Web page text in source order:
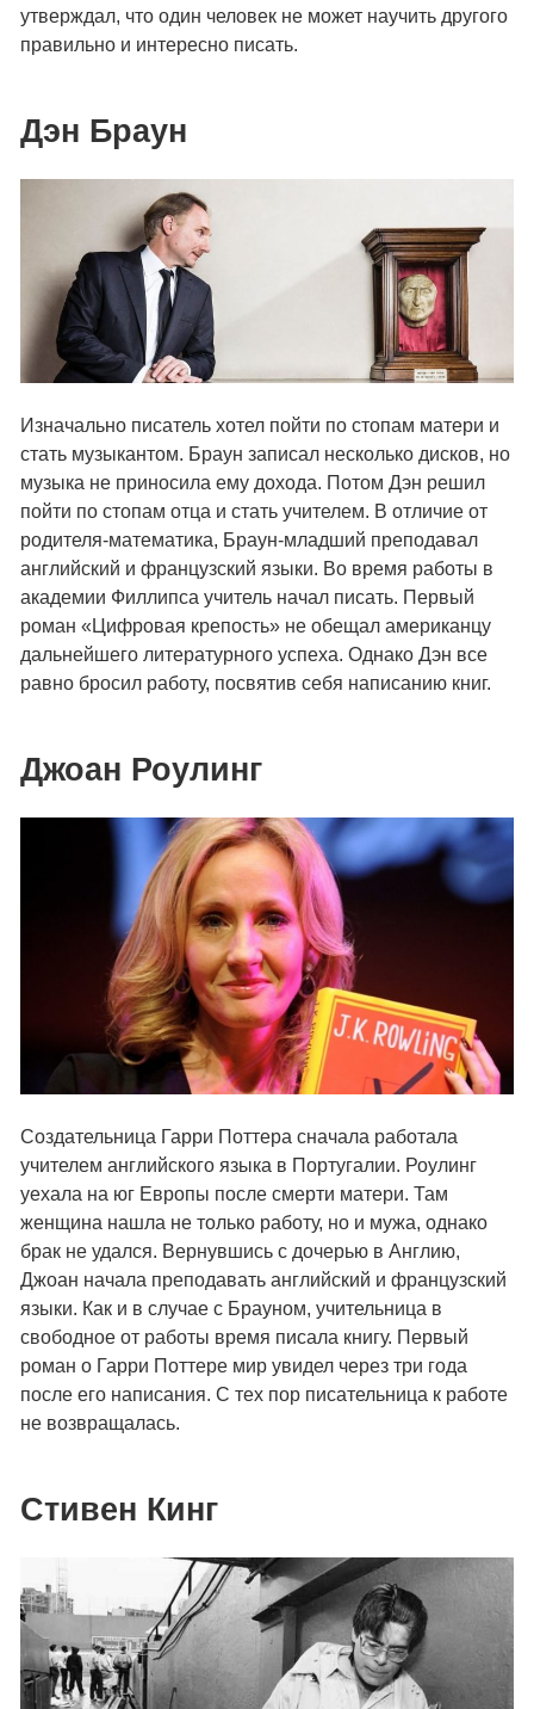
утверждал, что один человек не может научить другого
правильно и интересно писать.
Дэн Браун
Изначально писатель хотел пойти по стопам матери и
стать музыкантом. Браун записал несколько дисков, но
музыка не приносила ему дохода. Потом Дэн решил
пойти по стопам отца и стать учителем. В отличие от
родителя-математика, Браун-младший преподавал
английский и французский языки. Во время работы в
академии Филлипса учитель начал писать. Первый
роман «Цифровая крепость» не обещал американцу
дальнейшего литературного успеха. Однако Дэн все
равно бросил работу, посвятив себя написанию книг.
Джоан Роулинг
Создательница Гарри Поттера сначала работала
учителем английского языка в Португалии. Роулинг
уехала на юг Европы после смерти матери. Там
женщина нашла не только работу, но и мужа, однако
брак не удался. Вернувшись с дочерью в Англию,
Джоан начала преподавать английский и французский
языки. Как и в случае с Брауном, учительница в
свободное от работы время писала книгу. Первый
роман о Гарри Поттере мир увидел через три года
после его написания. С тех пор писательница к работе
не возвращалась.
Стивен Кинг